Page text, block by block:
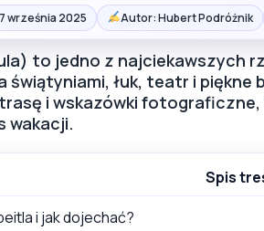
września 2025 Autor: Hubert Podróżnik
to jedno z najciekawszych
świątyniami, łuk, teatr i
i wskazówki
wakacji.
Spis
i jak dojechać?